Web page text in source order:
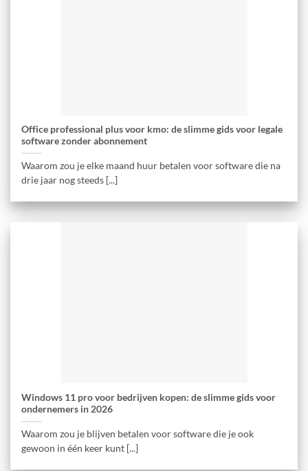
Office professional plus voor kmo: de slimme gids voor legale
software zonder abonnement
Waarom zou je elke maand huur betalen voor software die na
drie jaar nog steeds [...]
Windows 11 pro voor bedrijven kopen: de slimme gids voor
ondernemers in 2026
Waarom zou je blijven betalen voor software die je ook
gewoon in één keer kunt [...]